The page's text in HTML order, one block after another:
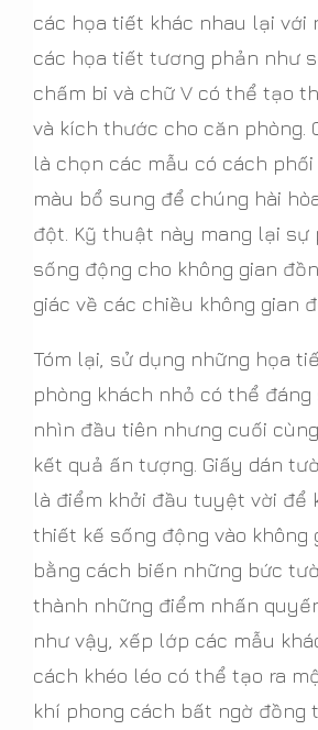
các họa tiết khác nhau lại với
các họa tiết tương phản như
chấm bi và chữ V có thể tạo
và kích thước cho căn phòng.
là chọn các mẫu có cách
màu bổ sung để chúng hài
đột. Kỹ thuật này mang lại sự
sống động cho không gian
giác về các chiều không gian
Tóm lại, sử dụng những họa
phòng khách nhỏ có thể
nhìn đầu tiên nhưng cuối
kết quả ấn tượng. Giấy dán
là điểm khởi đầu tuyệt vời để
thiết kế sống động vào không
bằng cách biến những bức
thành những điểm nhấn
như vậy, xếp lớp các mẫu
cách khéo léo có thể tạo ra
khí phong cách bất ngờ đồng